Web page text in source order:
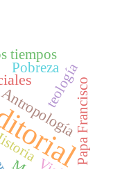
tiempos
Papa Francisco
teología
Pobreza